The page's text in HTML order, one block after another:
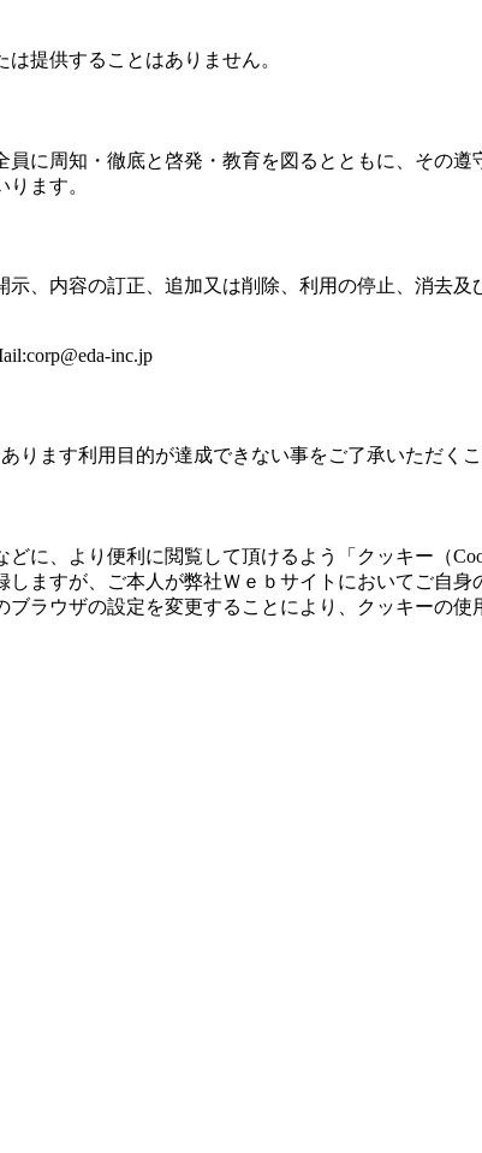
提供することはありません。
に周知・徹底と啓発・教育を図るとともに、その
ます。
、内容の訂正、追加又は削除、利用の停止、消去
corp@eda-inc.jp
ります利用目的が達成できない事をご了承いただく
に、より便利に閲覧して頂けるよう「クッキー（
ますが、ご本人が弊社Ｗｅｂサイトにおいてご自
ラウザの設定を変更することにより、クッキーの